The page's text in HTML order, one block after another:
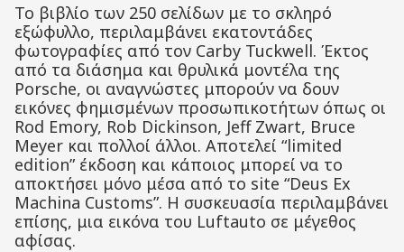
Το βιβλίο των 250 σελίδων με το σκληρό
εξώφυλλο, περιλαμβάνει εκατοντάδες
φωτογραφίες από τον Carby Tuckwell. Έκτος
από τα διάσημα και θρυλικά μοντέλα της
Porsche, οι αναγνώστες μπορούν να δουν
εικόνες φημισμένων προσωπικοτήτων όπως οι
Rod Emory, Rob Dickinson, Jeff Zwart, Bruce
Meyer και πολλοί άλλοι. Αποτελεί “limited
edition” έκδοση και κάποιος μπορεί να το
αποκτήσει μόνο μέσα από το site “Deus Ex
Machina Customs”. H συσκευασία περιλαμβάνει
επίσης, μια εικόνα του Luftauto σε μέγεθος
αφίσας.